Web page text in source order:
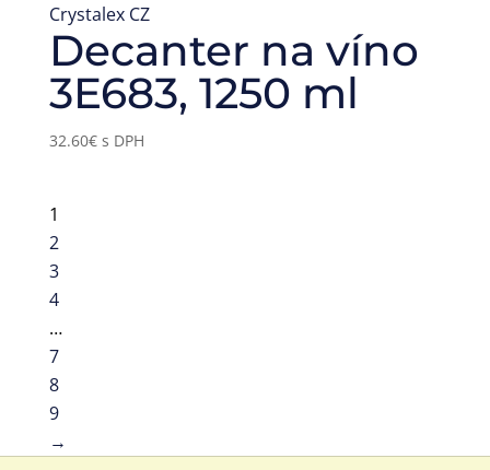
Crystalex CZ
Decanter na víno
3E683, 1250 ml
32.60€ s DPH
1
2
3
4
…
7
8
9
→